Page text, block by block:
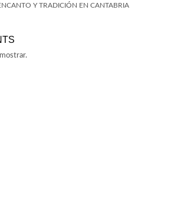
Y TRADICIÓN EN CANTABRIA